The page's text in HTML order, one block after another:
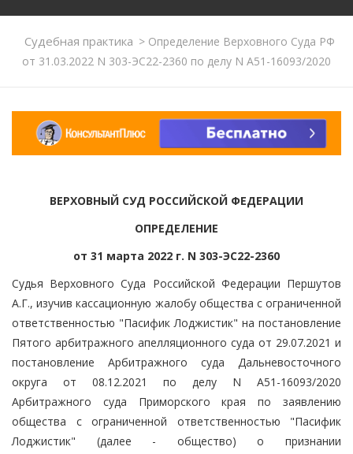
Судебная практика >Определение Верховного Суда РФ
от 31.03.2022 N 303-ЭС22-2360 по делу N А51-16093/2020
ВЕРХОВНЫЙ СУД РОССИЙСКОЙ ФЕДЕРАЦИИ
ОПРЕДЕЛЕНИЕ
от 31 марта 2022 г. N 303-ЭС22-2360
Судья Верховного Суда Российской Федерации Першутов
А.Г., изучив кассационную жалобу общества с ограниченной
ответственностью "Пасифик Лоджистик" на постановление
Пятого арбитражного апелляционного суда от 29.07.2021 и
постановление Арбитражного суда Дальневосточного
округа от 08.12.2021 по делу N А51-16093/2020
Арбитражного суда Приморского края по заявлению
общества с ограниченной ответственностью "Пасифик
Лоджистик" (далее - общество) о признании